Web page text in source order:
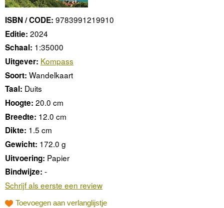
ISBN / CODE: 9783991219910
Editie: 2024
Schaal: 1:35000
Uitgever: Kompass
Soort: Wandelkaart
Taal: Duits
Hoogte: 20.0 cm
Breedte: 12.0 cm
Dikte: 1.5 cm
Gewicht: 172.0 g
Uitvoering: Papier
Bindwijze: -
Schrijf als eerste een review
Toevoegen aan verlanglijstje